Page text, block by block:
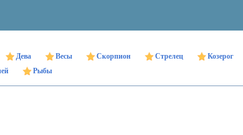
Дева Весы Скорпион Стрелец
Козерог
Рыбы